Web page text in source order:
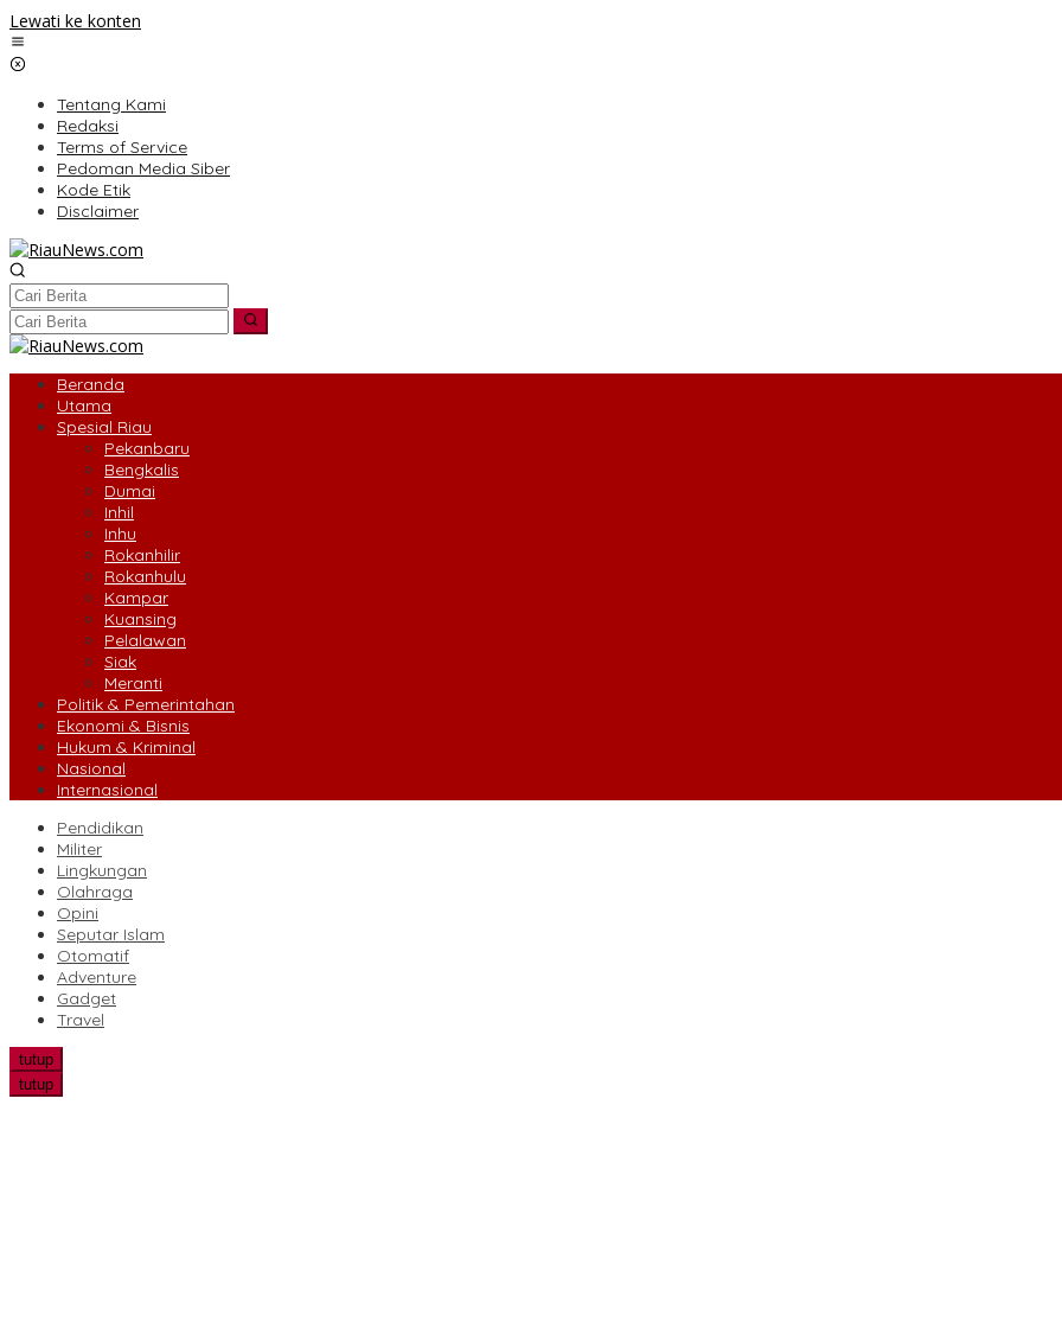
Lewati ke konten
Tentang Kami
Redaksi
Terms of Service
Pedoman Media Siber
Kode Etik
Disclaimer
Beranda
Utama
Spesial Riau
Pekanbaru
Bengkalis
Dumai
Inhil
Inhu
Rokanhilir
Rokanhulu
Kampar
Kuansing
Pelalawan
Siak
Meranti
Politik & Pemerintahan
Ekonomi & Bisnis
Hukum & Kriminal
Nasional
Internasional
Pendidikan
Militer
Lingkungan
Olahraga
Opini
Seputar Islam
Otomatif
Adventure
Gadget
Travel
tutup
tutup